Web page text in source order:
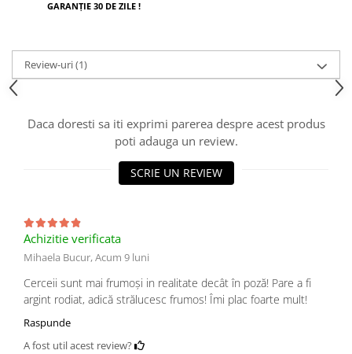
GARANȚIE 30 DE ZILE !
Review-uri(1)
Daca doresti sa iti exprimi parerea despre acest produs
poti adauga un review.
SCRIE UN REVIEW
Achizitie verificata
Mihaela Bucur,Acum 9 luni
Cerceii sunt mai frumoși in realitate decât în poză! Pare a fi
argint rodiat, adică strălucesc frumos! Îmi plac foarte mult!
Raspunde
A fost util acest review?